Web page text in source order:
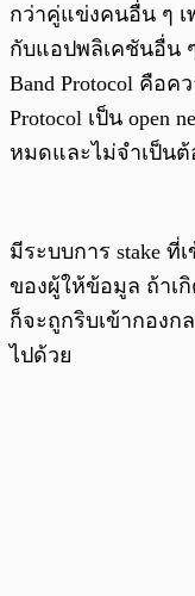
กว่าคู่แข่งคนอื่น ๆ เ
กับแอปพลิเคชันอื่น
Band Protocol คือค
Protocol เป็น open
หมดและไม่จำเป็นต้
มีระบบการ stake ที่
ของผู้ให้ข้อมูล ถ้าเ
ก็จะถูกริบเข้ากองก
ไปด้วย